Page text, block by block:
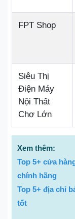
FPT Shop
Siêu Thị
Điện Máy
Nội Thất
Chợ Lớn
Xem thêm:
Top 5+ cửa
chính hãng
Top 5+ địa chỉ
tốt